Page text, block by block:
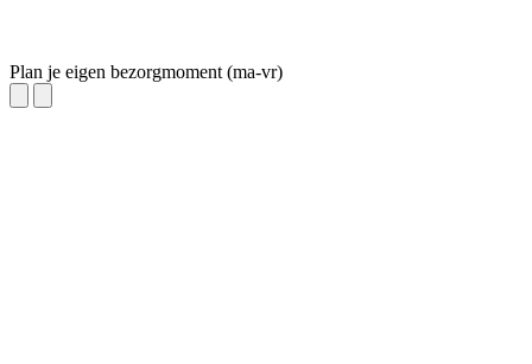
Plan je eigen bezorgmoment (ma-vr)